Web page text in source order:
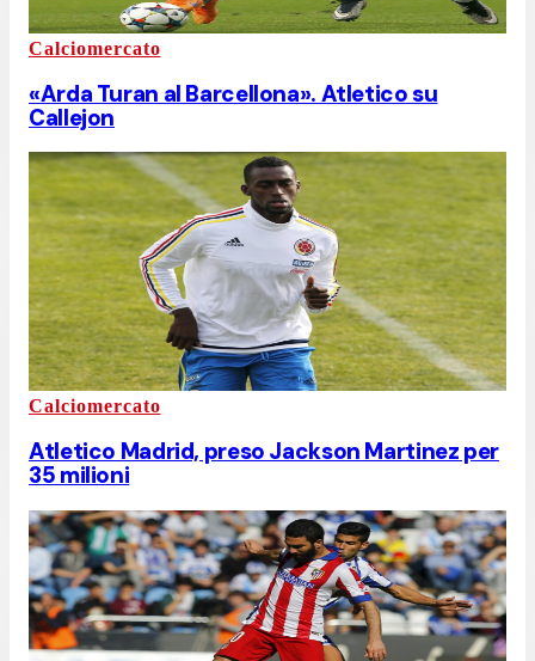
Calciomercato
«Arda Turan al Barcellona». Atletico su
Callejon
Calciomercato
Atletico Madrid, preso Jackson Martinez per
35 milioni